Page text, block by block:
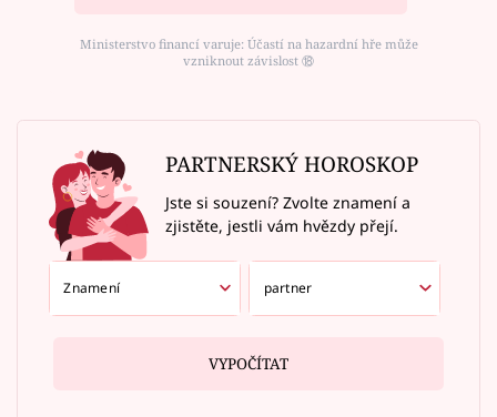
Ministerstvo financí varuje: Účastí na hazardní hře může
vzniknout závislost ⑱
PARTNERSKÝ HOROSKOP
Jste si souzení? Zvolte znamení a
zjistěte, jestli vám hvězdy přejí.
VYPOČÍTAT